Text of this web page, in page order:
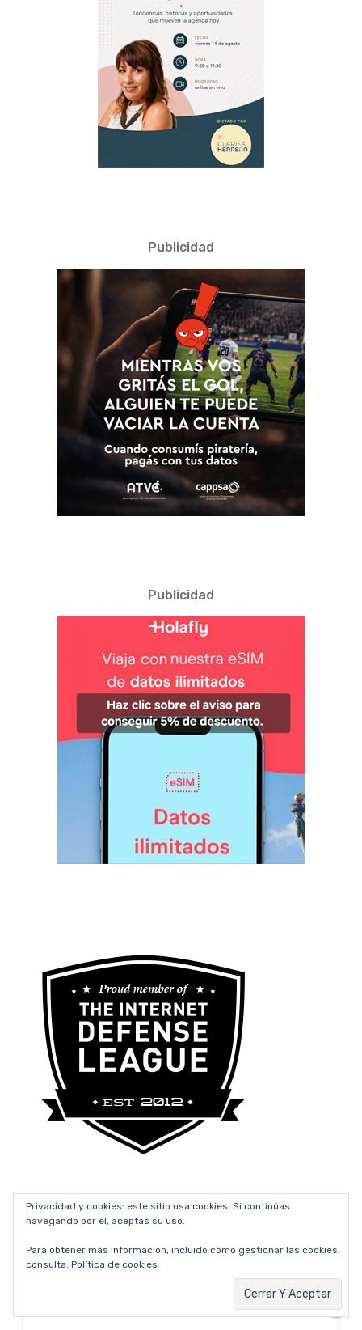
Publicidad
Publicidad
Substack
Privacidad y cookies: este sitio usa cookies. Si continúas
navegando por él, aceptas su uso.
Para obtener más información, incluido cómo gestionar las cookies,
consulta: Política de cookies